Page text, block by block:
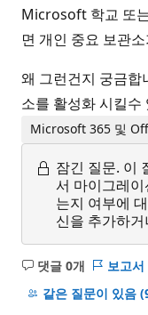
Microsoft 학교 또
면 개인 중요 보관
왜 그런건지 궁금합
소를 활성화 시킬수
Microsoft 365 및
잠긴 질문. 이
서 마이그레
는지 여부에
신을 추가하
댓글 0개
설
명
보고서
같은 질문이 있음